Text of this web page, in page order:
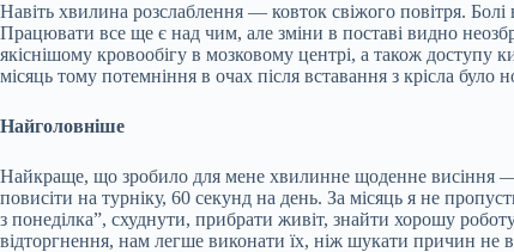
Навіть хвилина розслаблення — ковток свіжого повітря.
Працювати все ще є над чим, але зміни в поставі видно
якіснішому кровообігу в мозковому центрі, а також
місяць тому потемніння в очах після вставання з крісла було
Найголовніше
Найкраще, що зробило для мене хвилинне щоденне висіння
повисіти на турніку, 60 секунд на день. За місяць я не
з понеділка”, схуднути, прибрати живіт, знайти хорошу
відторгнення, нам легше виконати їх, ніж шукати причин не